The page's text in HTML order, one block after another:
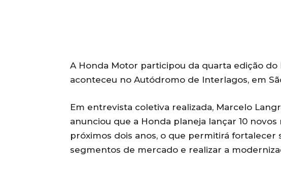
A Honda Motor participou da quarta edição do
aconteceu no Autódromo de Interlagos, em
Em entrevista coletiva realizada, Marcelo
anunciou que a Honda planeja lançar 10
próximos dois anos, o que permitirá fortalecer
segmentos de mercado e realizar a